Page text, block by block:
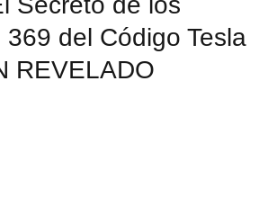
369 del Código Tesla
REVELADO